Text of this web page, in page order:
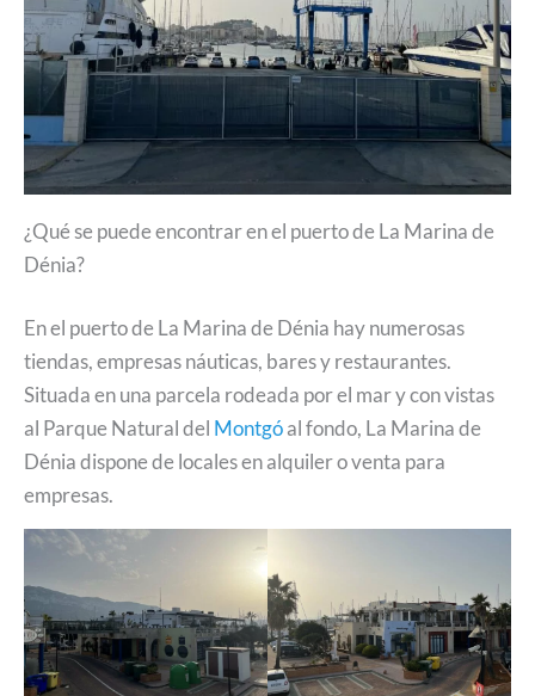
¿Qué se puede encontrar en el puerto de La Marina de
Dénia?
En el puerto de La Marina de Dénia hay numerosas
tiendas, empresas náuticas, bares y restaurantes.
Situada en una parcela rodeada por el mar y con vistas
al Parque Natural del Montgóal fondo, La Marina de
Dénia dispone de locales en alquiler o venta para
empresas.